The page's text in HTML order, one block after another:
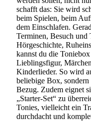
schafft das: Sie wird
beim Spielen, beim
dem Einschlafen.
Terminen, Besuch und
Hörgeschichte,
kannst du die Toniebox
Lieblingsfigur,
Kinderlieder. So wird
beliebige Box,
Bezug. Zudem eignet
„Starter-Set“ zu
Tonies, vielleicht ein
durchdacht und